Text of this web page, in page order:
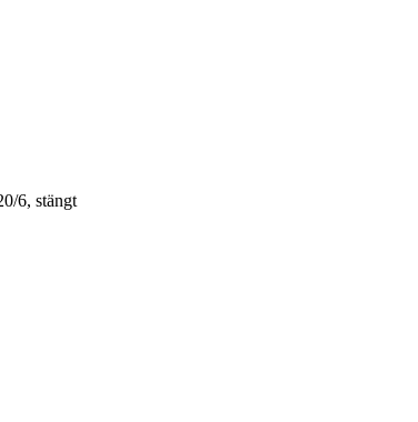
6, stängt